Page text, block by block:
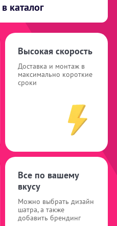
каталог
Высокая скорость
Доставка и монтаж в
максимально короткие
сроки
Все по вашему
вкусу
Можно выбрать дизайн
шатра, а также
добавить брендинг